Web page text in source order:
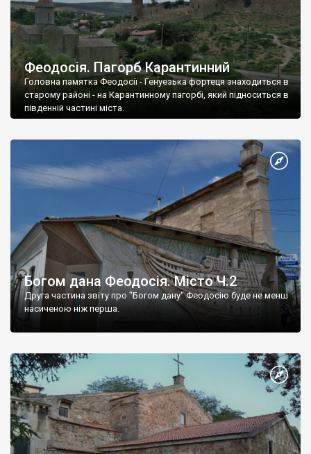
Феодосія. Пагорб Карантинний
Головна памятка Феодосії - Генуезька фортеця знаходиться в
старому районі - на Карантинному пагорбі, який підноситься в
південній частині міста.
Богом дана Феодосія. Місто Ч.2
Друга частина звіту про "Богом дану" Феодосію буде не менш
насиченою ніж перша.